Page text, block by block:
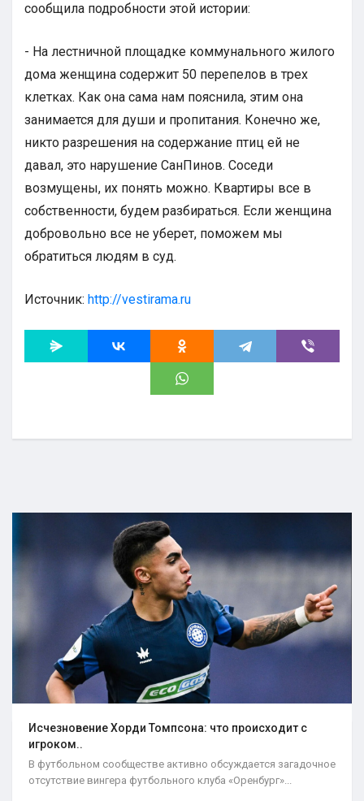
сообщила подробности этой истории:
- На лестничной площадке коммунального жилого
дома женщина содержит 50 перепелов в трех
клетках. Как она сама нам пояснила, этим она
занимается для души и пропитания. Конечно же,
никто разрешения на содержание птиц ей не
давал, это нарушение СанПинов. Соседи
возмущены, их понять можно. Квартиры все в
собственности, будем разбираться. Если женщина
добровольно все не уберет, поможем мы
обратиться людям в суд.
Источник: http://vestirama.ru
Исчезновение Хорди Томпсона: что происходит с
игроком..
В футбольном сообществе активно обсуждается загадочное
отсутствие вингера футбольного клуба «Оренбург»...